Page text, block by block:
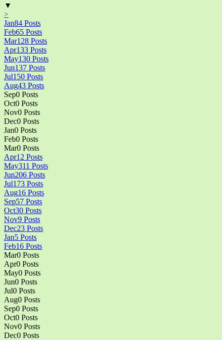
▼
>
Jan84 Posts
Feb65 Posts
Mar128 Posts
Apr133 Posts
May130 Posts
Jun137 Posts
Jul150 Posts
Aug43 Posts
Sep0 Posts
Oct0 Posts
Nov0 Posts
Dec0 Posts
Jan0 Posts
Feb0 Posts
Mar0 Posts
Apr12 Posts
May311 Posts
Jun206 Posts
Jul173 Posts
Aug16 Posts
Sep57 Posts
Oct30 Posts
Nov9 Posts
Dec23 Posts
Jan5 Posts
Feb16 Posts
Mar0 Posts
Apr0 Posts
May0 Posts
Jun0 Posts
Jul0 Posts
Aug0 Posts
Sep0 Posts
Oct0 Posts
Nov0 Posts
Dec0 Posts